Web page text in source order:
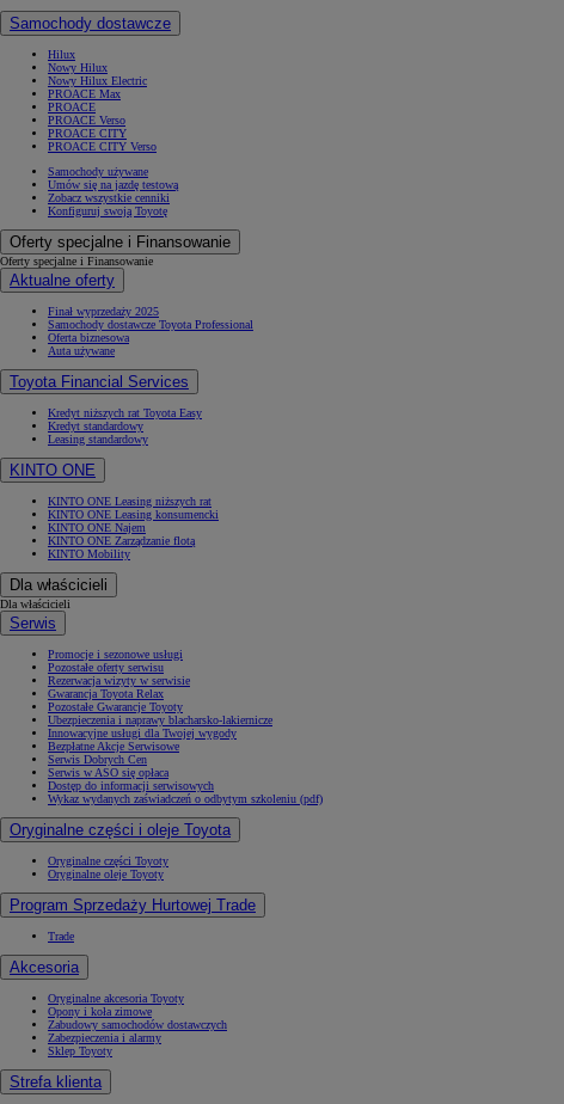
Od81 900 zł
Yaris Cross
Samochody dostawcze
Hilux
Nowy Hilux
Nowy Hilux Electric
PROACE Max
PROACE
PROACE Verso
PROACE CITY
PROACE CITY Verso
Samochody używane
Umów się na jazdę testową
Zobacz wszystkie cenniki
Konfiguruj swoją Toyotę
Oferty specjalne i Finansowanie
Oferty specjalne i Finansowanie
Aktualne oferty
Finał wyprzedaży 2025
Samochody dostawcze Toyota Professional
Oferta biznesowa
Auta używane
Toyota Financial Services
Kredyt niższych rat Toyota Easy
Kredyt standardowy
Leasing standardowy
KINTO ONE
KINTO ONE Leasing niższych rat
KINTO ONE Leasing konsumencki
KINTO ONE Najem
KINTO ONE Zarządzanie flotą
KINTO Mobility
Dla właścicieli
Dla właścicieli
Serwis
Promocje i sezonowe usługi
Pozostałe oferty serwisu
Rezerwacja wizyty w serwisie
Gwarancja Toyota Relax
Pozostałe Gwarancje Toyoty
Ubezpieczenia i naprawy blacharsko-lakiernicze
Innowacyjne usługi dla Twojej wygody
Bezpłatne Akcje Serwisowe
Serwis Dobrych Cen
Serwis w ASO się opłaca
Dostęp do informacji serwisowych
Wykaz wydanych zaświadczeń o odbytym szkoleniu (pdf)
Oryginalne części i oleje Toyota
Oryginalne części Toyoty
Oryginalne oleje Toyoty
Program Sprzedaży Hurtowej Trade
Trade
Akcesoria
Oryginalne akcesoria Toyoty
Opony i koła zimowe
Zabudowy samochodów dostawczych
Zabezpieczenia i alarmy
Sklep Toyoty
Strefa klienta